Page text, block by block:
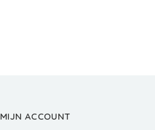
MIJN ACCOUNT